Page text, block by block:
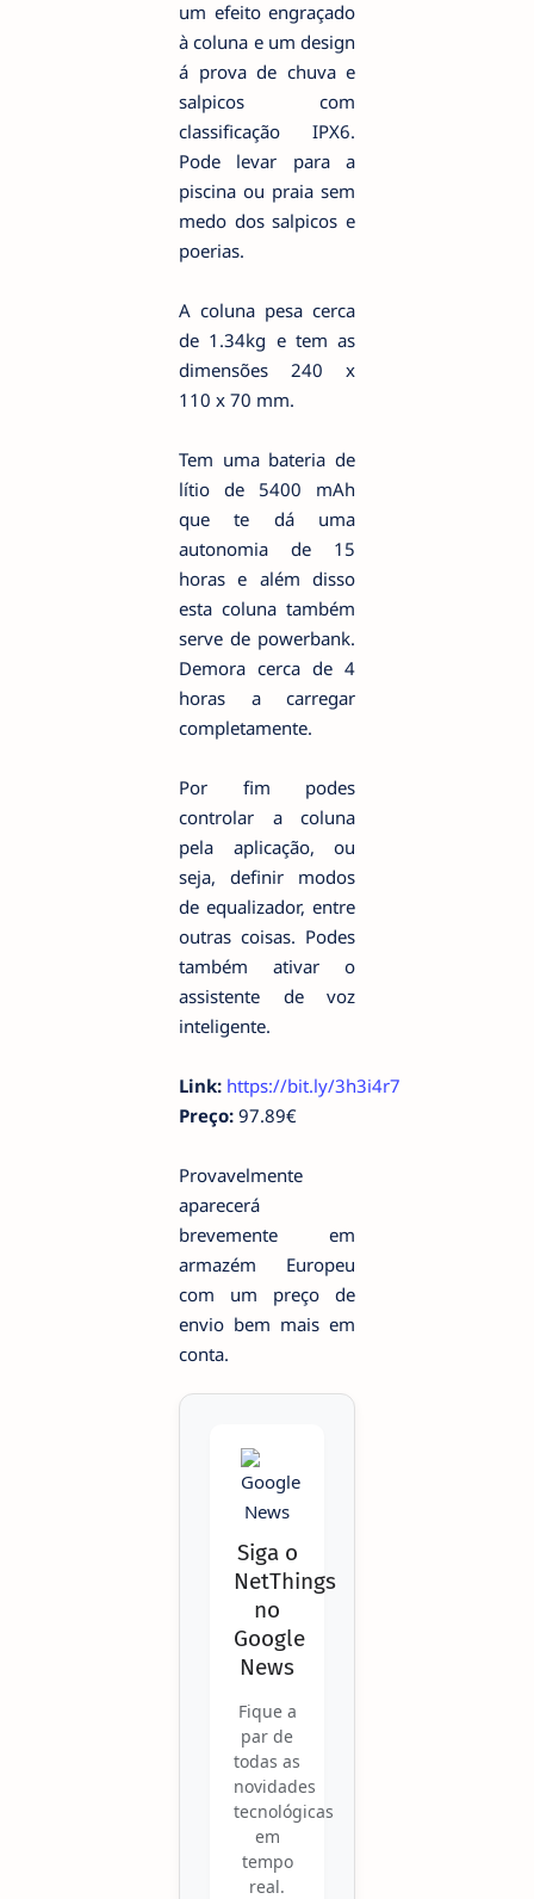
um efeito engraçado
à coluna e um design
á prova de chuva e
salpicos com
classificação IPX6.
Pode levar para a
piscina ou praia sem
medo dos salpicos e
poerias.
A coluna pesa cerca
de 1.34kg e tem as
dimensões 240 x
110 x 70 mm.
Tem uma bateria de
lítio de 5400 mAh
que te dá uma
autonomia de 15
horas e além disso
esta coluna também
serve de powerbank.
Demora cerca de 4
horas a carregar
completamente.
Por fim podes
controlar a coluna
pela aplicação, ou
seja, definir modos
de equalizador, entre
outras coisas. Podes
também ativar o
assistente de voz
inteligente.
Link: https://bit.ly/3h3i4r7
Preço: 97.89€
Provavelmente
aparecerá
brevemente em
armazém Europeu
com um preço de
envio bem mais em
conta.
Siga o
NetThings
no
Google
News
Fique a
par de
todas as
novidades
tecnológicas
em
tempo
real.